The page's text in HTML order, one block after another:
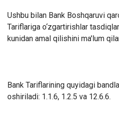
Ushbu bilan Bank Boshqaruvi
Tariflariga o‘zgartirishlar
kunidan amal qilishini ma'lum
Bank Tariflarining quyidagi
oshiriladi: 1.1.6, 1.2.5 va 12.6.6.